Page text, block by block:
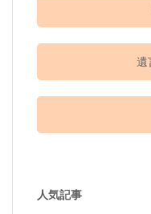
遺
人気記事